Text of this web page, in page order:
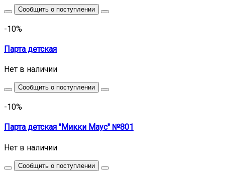
Сообщить о поступлении
-10%
Парта детская
Нет в наличии
Сообщить о поступлении
-10%
Парта детская "Микки Маус" №801
Нет в наличии
Сообщить о поступлении